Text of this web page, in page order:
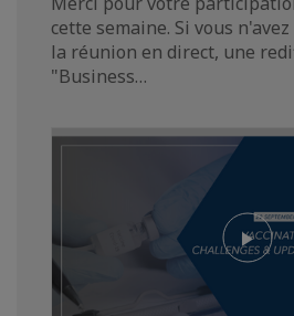
cette semaine. Si vous
la réunion en direct, une
"Business…